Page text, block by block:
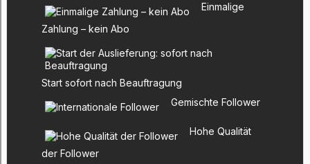
Einmalige
Zahlung – kein Abo
Start sofort nach Beauftragung
Gemischte Follower
Hohe Qualität
der Follower